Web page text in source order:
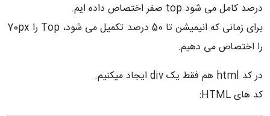
درصد کامل می شود top صفر اختصاص داده ایم.
برای زمانی که انیمیشن تا 50 درصد تکمیل می شود، Top را 70px
را اختصاص می دهیم.
در کد html هم فقط یک div ایجاد میکنیم.
کد های HTML: